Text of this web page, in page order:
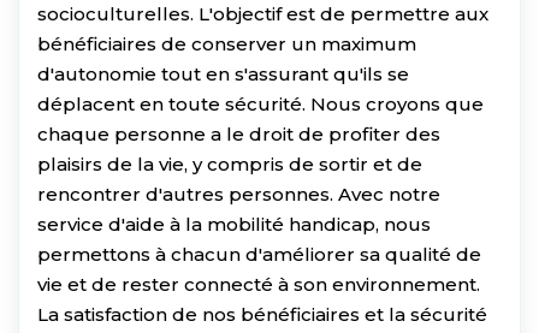
socioculturelles. L'objectif est de permettre aux
bénéficiaires de conserver un maximum
d'autonomie tout en s'assurant qu'ils se
déplacent en toute sécurité. Nous croyons que
chaque personne a le droit de profiter des
plaisirs de la vie, y compris de sortir et de
rencontrer d'autres personnes. Avec notre
service d'aide à la mobilité handicap, nous
permettons à chacun d'améliorer sa qualité de
vie et de rester connecté à son environnement.
La satisfaction de nos bénéficiaires et la sécurité